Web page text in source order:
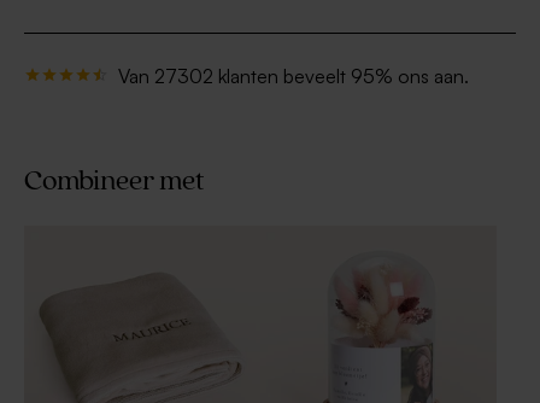
Van 27302 klanten beveelt 95% ons aan.
Combineer met